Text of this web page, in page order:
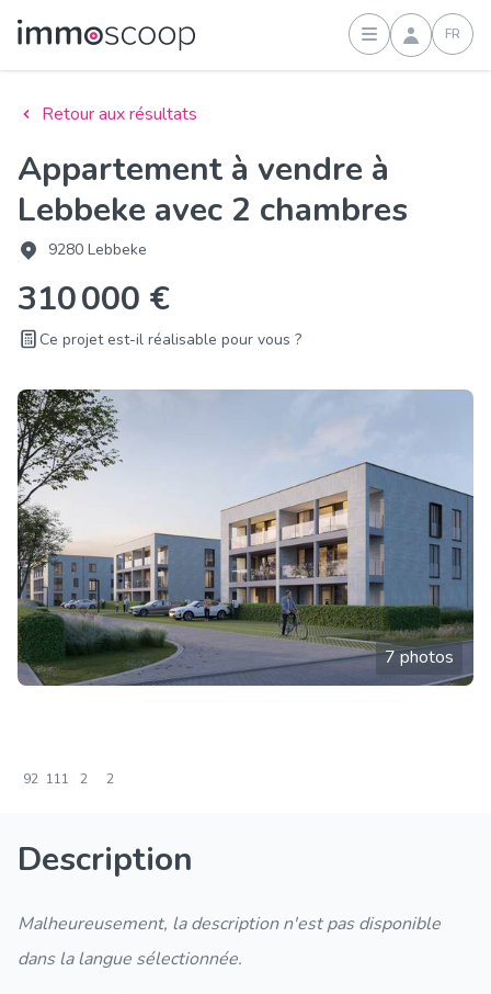
Connexion
FR
Retour aux résultats
Appartement à vendre à
Lebbeke avec 2 chambres
9280 Lebbeke
310 000 €
Ce projet est-il réalisable pour vous ?
7 photos
92 111 2 2
Description
Malheureusement, la description n'est pas disponible
dans la langue sélectionnée.